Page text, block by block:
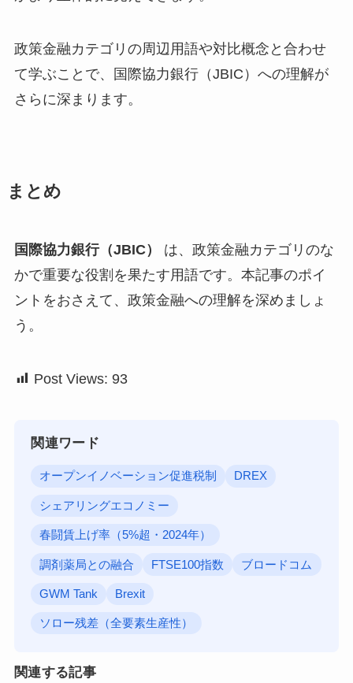
政策金融カテゴリの周辺用語や対比概念と合わせ
て学ぶことで、国際協力銀行（JBIC）への理解が
さらに深まります。
まとめ
国際協力銀行（JBIC）
は、政策金融カテゴリのな
かで重要な役割を果たす用語です。本記事のポイ
ントをおさえて、政策金融への理解を深めましょ
う。
Post Views: 93
関連ワード
オープンイノベーション促進税制 DREX
シェアリングエコノミー
春闘賃上げ率（5%超・2024年）
調剤薬局との融合 FTSE100指数 ブロードコム
GWM Tank Brexit
ソロー残差（全要素生産性）
関連する記事